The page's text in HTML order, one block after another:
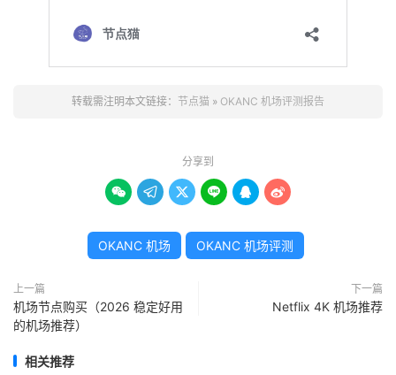
转载需注明本文链接： 节点猫 » OKANC 机场评测报告
分享到
     
OKANC 机场 OKANC 机场评测
上一篇
机场节点购买（2026 稳定好用
的机场推荐）
下一篇
Netflix 4K 机场推荐
相关推荐